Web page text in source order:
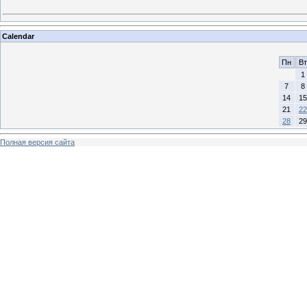
Calendar
Пн
Вт
1
7
8
14
15
21
22
28
29
Полная версия сайта